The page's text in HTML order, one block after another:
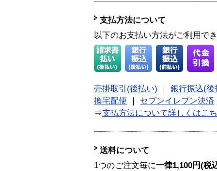
支払方法について
以下のお支払い方法がご利用で
売掛取引(後払い)
銀行振込(後
換宅配便
セブンイレブン決済
⇒支払方法について詳しくはこ
送料について
1つのご注文毎に一律1,100円(税